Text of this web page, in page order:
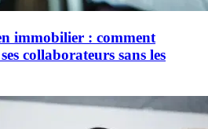
immobilier : comment
collaborateurs sans les